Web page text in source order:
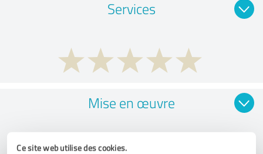
Ce site web utilise des cookies.
Services
Mise en œuvre